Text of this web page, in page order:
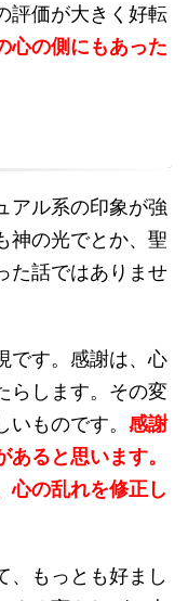
評価が大きく好転
心の側にもあった
アル系の印象が強
神の光でとか、聖
た話ではありませ
です。感謝は、心
らします。その変
ものです。 感謝
ると思います。
心の乱れを修正し
もっとも好まし